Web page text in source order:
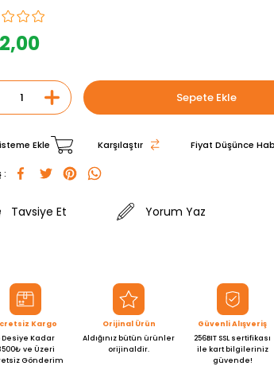
Ekle Karşılaştır Fiyat Düşünce
:
Tavsiye Et Yorum Yaz
Kargo
Desiye Kadar
ve Üzeri
Gönderim
Orijinal Ürün
Aldığınız bütün ürünler
orijinaldir.
Güvenli Alışveriş
256BIT SSL sertifikası
ile kart bilgileriniz
güvende!